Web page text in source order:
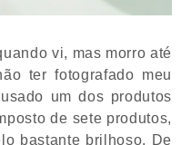
vi, mas morro até
ter fotografado meu
um dos produtos
de sete produtos,
bastante brilhoso. De